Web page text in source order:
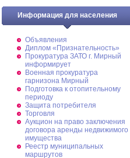
Информация для населения
Объявления
Диплом «Признательность»
Прокуратура ЗАТО г. Мирный
информирует
Военная прокуратура
гарнизона Мирный
Подготовка к отопительному
периоду
Защита потребителя
Торговля
Аукцион на право заключения
договора аренды недвижимого
имущества
Реестр муниципальных
маршрутов